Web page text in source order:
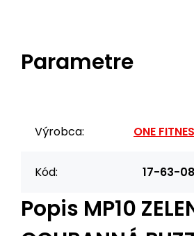
Parametre
Výrobca: ONE
Kód: 17-63-
Popis MP10